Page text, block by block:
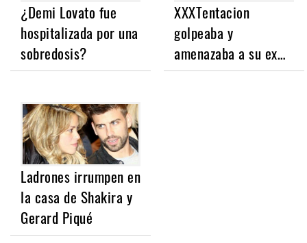
¿Demi Lovato fue
hospitalizada por una
sobredosis?
XXXTentacion
golpeaba y
amenazaba a su ex…
Ladrones irrumpen en
la casa de Shakira y
Gerard Piqué